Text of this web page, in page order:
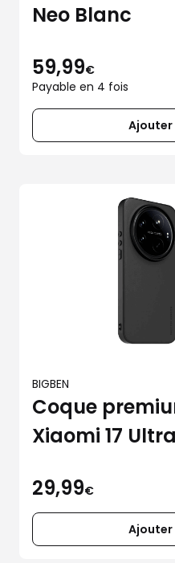
Neo Blanc
59,99€
Payable en 4 fois
Ajouter
BIGBEN
Coque
Xiaomi 17 Ultra
29,99€
Ajouter